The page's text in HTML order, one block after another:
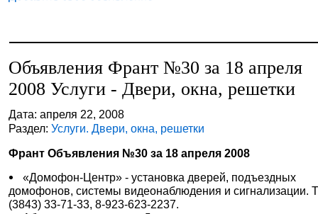
Объявления Франт №30 за 18 апреля
2008 Услуги - Двери, окна, решетки
Дата: апреля 22, 2008
Раздел:Услуги. Двери, окна, решетки
Франт Объявления №30 за 18 апреля 2008
«Домофон-Центр» - установка дверей, подъездных
домофонов, системы видеонаблюдения и сигнализации.
(3843) 33-71-33, 8-923-623-2237.